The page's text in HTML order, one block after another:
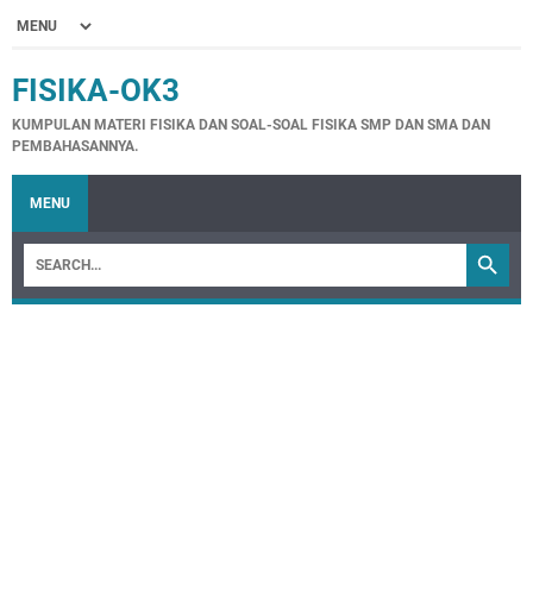
FISIKA-OK3
KUMPULAN MATERI FISIKA DAN SOAL-SOAL FISIKA SMP DAN SMA DAN
PEMBAHASANNYA.
MENU